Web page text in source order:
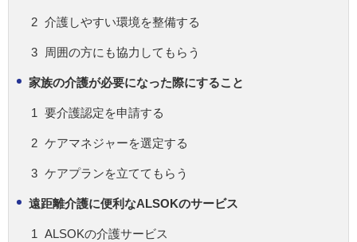
介護しやすい環境を整備する
周囲の方にも協力してもらう
家族の介護が必要になった際にすること
要介護認定を申請する
ケアマネジャーを選定する
ケアプランを立ててもらう
遠距離介護に便利なALSOKのサービス
ALSOKの介護サービス